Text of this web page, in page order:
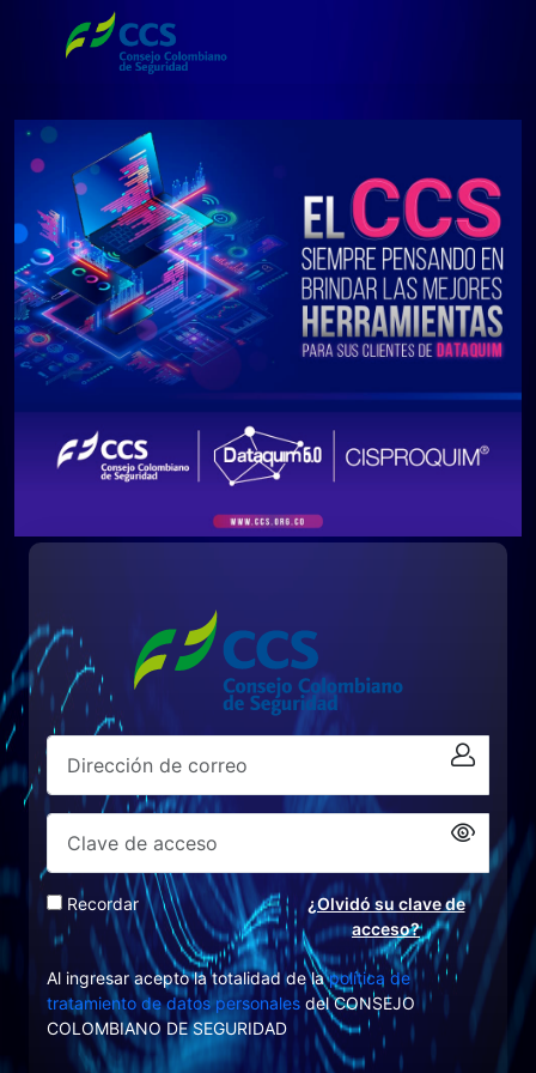
Recordar
¿Olvidó su clave de
acceso?
Al ingresar acepto la totalidad de lapolítica de
tratamiento de datos personales del CONSEJO
COLOMBIANO DE SEGURIDAD